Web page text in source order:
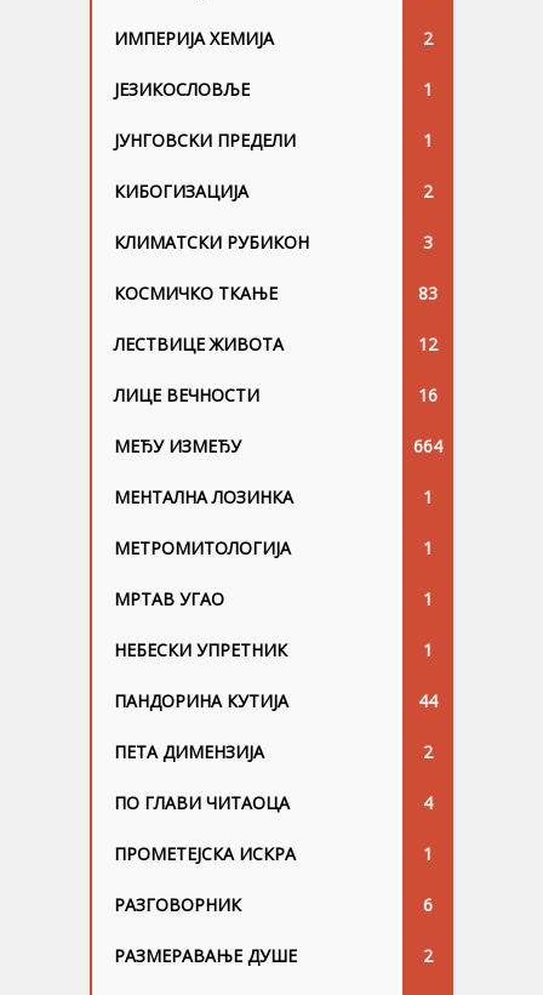
ИМПЕРИЈА ХЕМИЈА 2
ЈЕЗИКОСЛОВЉЕ 1
ЈУНГОВСKИ ПРЕДЕЛИ 1
КИБОГИЗАЦИЈА 2
КЛИМАТСКИ РУБИКОН 3
КОСМИЧКО ТКАЊЕ 83
ЛЕСТВИЦЕ ЖИВОТА 12
ЛИЦЕ ВЕЧНОСТИ 16
МЕЂУ ИЗМЕЂУ 664
МЕНТАЛНА ЛОЗИНКА 1
МЕТРОМИТОЛОГИЈА 1
МРТАВ УГАО 1
НЕБЕСКИ УПРЕТНИК 1
ПАНДОРИНА КУТИЈА 44
ПЕТА ДИМЕНЗИЈА 2
ПО ГЛАВИ ЧИТАОЦА 4
ПРОМЕТЕЈСКА ИСКРА 1
РАЗГОВОРНИК 6
РАЗМЕРАВАЊЕ ДУШЕ 2